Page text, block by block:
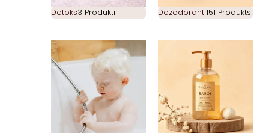
Detoks3 Produkti Dezodoranti151 Produkts